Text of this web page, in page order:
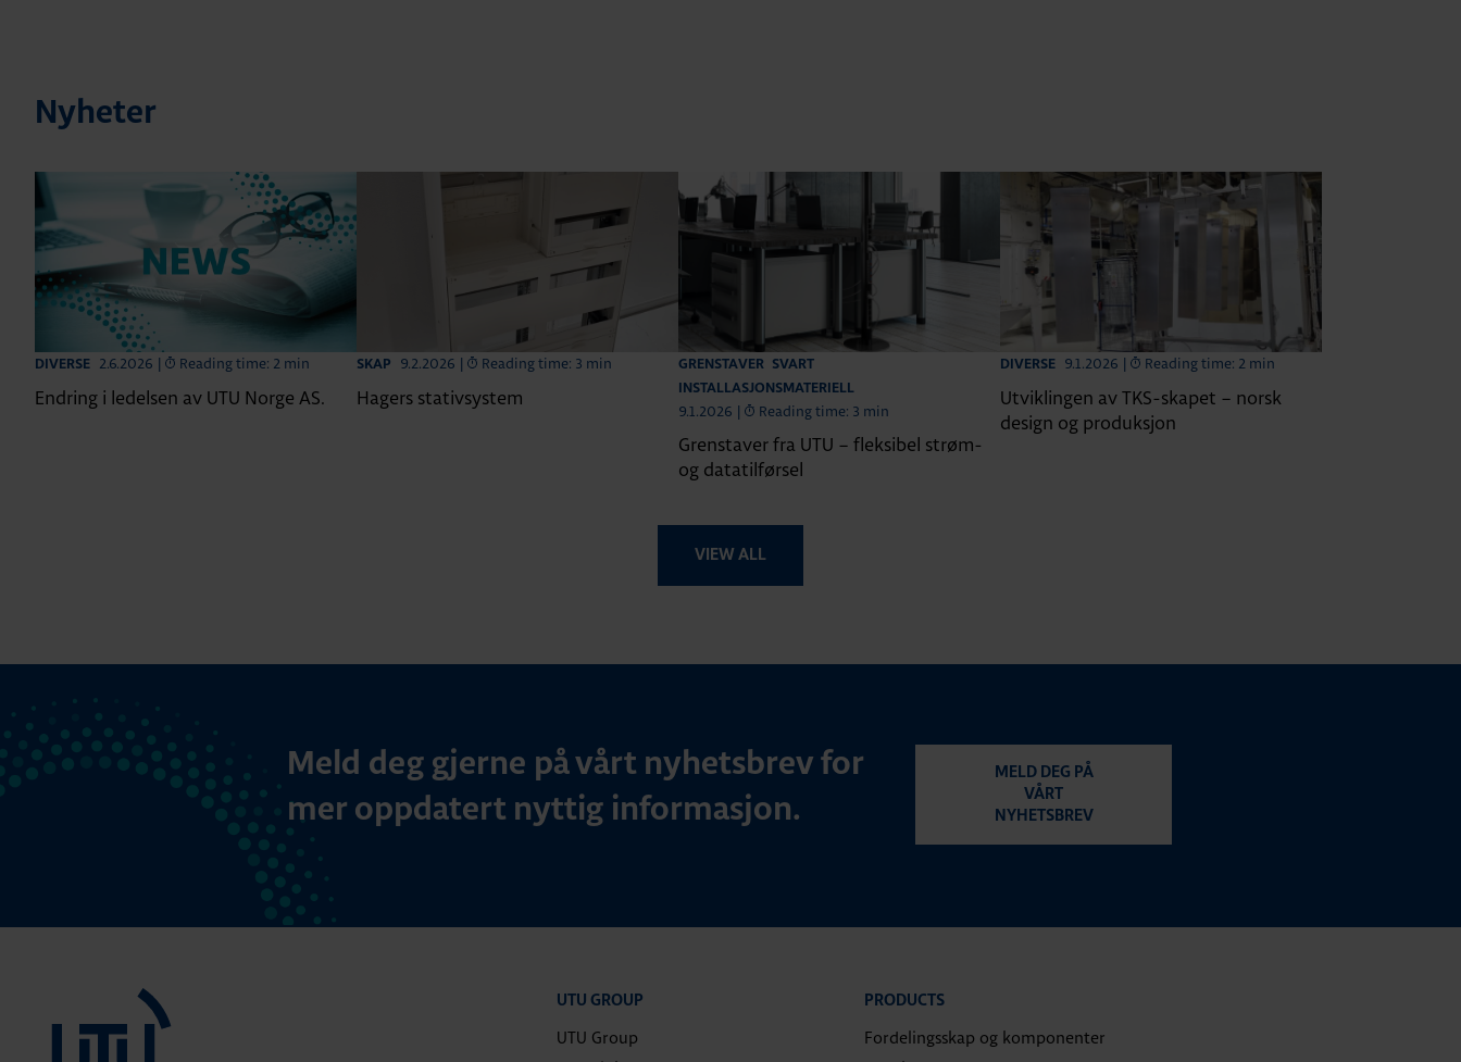
Nyheter
DIVERSE 2.6.2026 | Reading time: 2 min
Endring i ledelsen av UTU Norge AS.
SKAP 9.2.2026 | Reading time: 3 min
Hagers stativsystem
GRENSTAVER
SVART
INSTALLASJONSMATERIELL
9.1.2026 | Reading time: 3 min
Grenstaver fra UTU – fleksibel strøm-
og datatilførsel
DIVERSE 9.1.2026 | Reading time: 2 min
Utviklingen av TKS-skapet – norsk
design og produksjon
VIEW ALL
Meld deg gjerne på vårt nyhetsbrev for
mer oppdatert nyttig informasjon.
MELD DEG PÅ
VÅRT
NYHETSBREV
UTU GROUP
UTU Group
PRODUCTS
Fordelingsskap og komponenter